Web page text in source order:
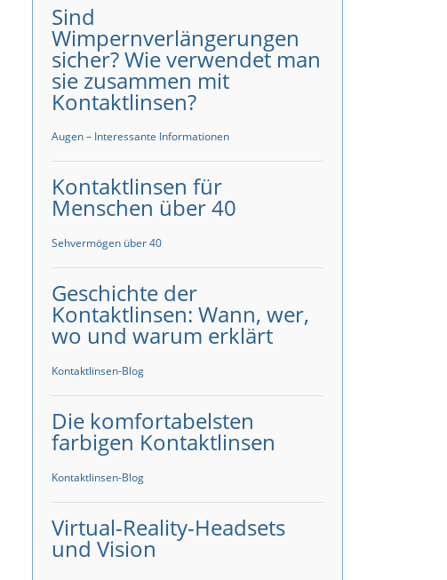
Sind
Wimpernverlängerungen
sicher? Wie verwendet man
sie zusammen mit
Kontaktlinsen?
Augen – Interessante Informationen
Kontaktlinsen für
Menschen über 40
Sehvermögen über 40
Geschichte der
Kontaktlinsen: Wann, wer,
wo und warum erklärt
Kontaktlinsen-Blog
Die komfortabelsten
farbigen Kontaktlinsen
Kontaktlinsen-Blog
Virtual-Reality-Headsets
und Vision